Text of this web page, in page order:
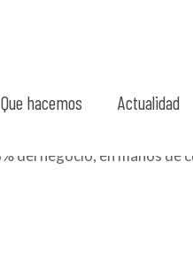
Que hacemos Actualidad